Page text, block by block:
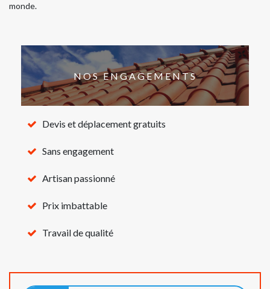
monde.
NOS ENGAGEMENTS
Devis et déplacement gratuits
Sans engagement
Artisan passionné
Prix imbattable
Travail de qualité